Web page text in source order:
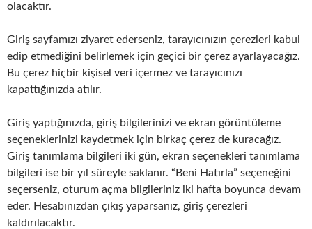
olacaktır.
Giriş sayfamızı ziyaret ederseniz, tarayıcınızın çerezleri kabul
edip etmediğini belirlemek için geçici bir çerez ayarlayacağız.
Bu çerez hiçbir kişisel veri içermez ve tarayıcınızı
kapattığınızda atılır.
Giriş yaptığınızda, giriş bilgilerinizi ve ekran görüntüleme
seçeneklerinizi kaydetmek için birkaç çerez de kuracağız.
Giriş tanımlama bilgileri iki gün, ekran seçenekleri tanımlama
bilgileri ise bir yıl süreyle saklanır. “Beni Hatırla” seçeneğini
seçerseniz, oturum açma bilgileriniz iki hafta boyunca devam
eder. Hesabınızdan çıkış yaparsanız, giriş çerezleri
kaldırılacaktır.